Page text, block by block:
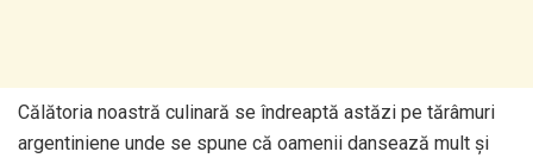
Călătoria noastră culinară se îndreaptă astăzi pe tărâmuri
argentiniene unde se spune că oamenii dansează mult și